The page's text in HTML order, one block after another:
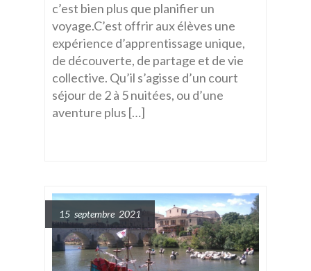
c’est bien plus que planifier un
voyage.C’est offrir aux élèves une
expérience d’apprentissage unique,
de découverte, de partage et de vie
collective. Qu’il s’agisse d’un court
séjour de 2 à 5 nuitées, ou d’une
aventure plus […]
15 septembre 2021